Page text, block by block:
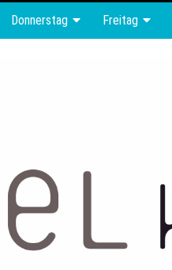
Donnerstag Freitag